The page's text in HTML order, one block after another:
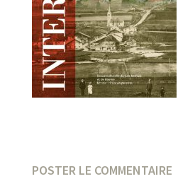
POSTER LE COMMENTAIRE